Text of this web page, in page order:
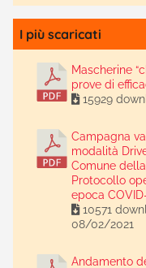
I più scaricati
Mascherine
prove di
15929
Campagna
modalità
Comune
Protocollo
epoca
10571
08/02/2021
Andamento